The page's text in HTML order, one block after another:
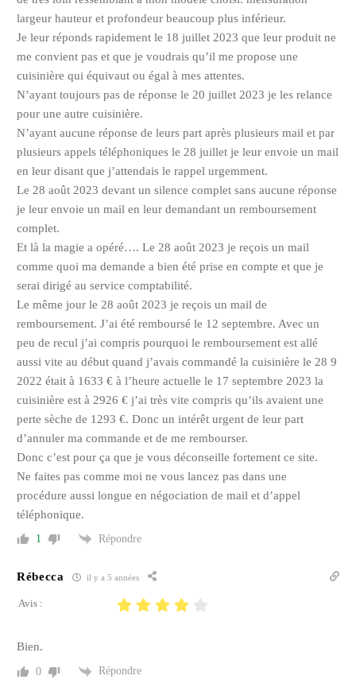
largeur hauteur et profondeur beaucoup plus inférieur.
Je leur réponds rapidement le 18 juillet 2023 que leur produit ne
me convient pas et que je voudrais qu’il me propose une
cuisinière qui équivaut ou égal à mes attentes.
N’ayant toujours pas de réponse le 20 juillet 2023 je les relance
pour une autre cuisinière.
N’ayant aucune réponse de leurs part après plusieurs mail et par
plusieurs appels téléphoniques le 28 juillet je leur envoie un mail
en leur disant que j’attendais le rappel urgemment.
Le 28 août 2023 devant un silence complet sans aucune réponse
je leur envoie un mail en leur demandant un remboursement
complet.
Et là la magie a opéré…. Le 28 août 2023 je reçois un mail
comme quoi ma demande a bien été prise en compte et que je
serai dirigé au service comptabilité.
Le même jour le 28 août 2023 je reçois un mail de
remboursement. J’ai été remboursé le 12 septembre. Avec un
peu de recul j’ai compris pourquoi le remboursement est allé
aussi vite au début quand j’avais commandé la cuisinière le 28 9
2022 était à 1633 € à l’heure actuelle le 17 septembre 2023 la
cuisinière est à 2926 € j’ai très vite compris qu’ils avaient une
perte sèche de 1293 €. Donc un intérêt urgent de leur part
d’annuler ma commande et de me rembourser.
Donc c’est pour ça que je vous déconseille fortement ce site.
Ne faites pas comme moi ne vous lancez pas dans une
procédure aussi longue en négociation de mail et d’appel
téléphonique.
1 Répondre
Rébecca il y a 5 années
Avis :
Bien.
0 Répondre